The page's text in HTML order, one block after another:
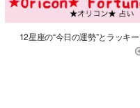
12星座の“今日の運勢”とラッキ